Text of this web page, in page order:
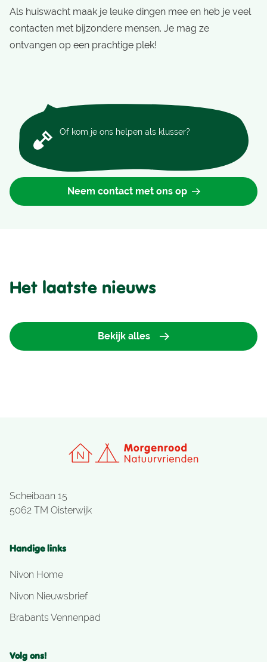
Als huiswacht maak je leuke dingen mee en heb je veel
contacten met bijzondere mensen. Je mag ze
ontvangen op een prachtige plek!
Of kom je ons helpen als klusser?
Neem contact met ons op
Het laatste nieuws
Bekijk alles
Scheibaan 15
5062 TM Oisterwijk
Handige links
Nivon Home
Nivon Nieuwsbrief
Brabants Vennenpad
Volg ons!